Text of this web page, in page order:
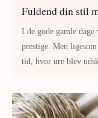
Fuldend din stil
I de gode gamle
prestige. Men
tid, hvor ure blev